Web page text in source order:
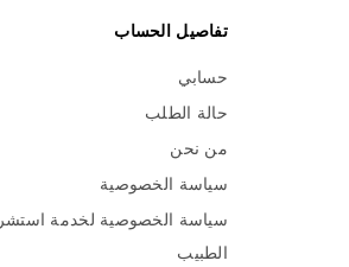
تفاصيل الحساب
حسابي
حالة الطلب
من نحن
سياسة الخصوصية
سياسة الخصوصية لخدمة استشر
الطبيب